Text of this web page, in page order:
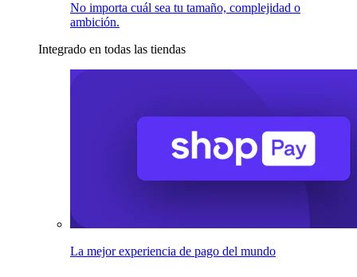
No importa cuál sea tu tamaño, complejidad o
ambición.
Integrado en todas las tiendas
La mejor experiencia de pago del mundo